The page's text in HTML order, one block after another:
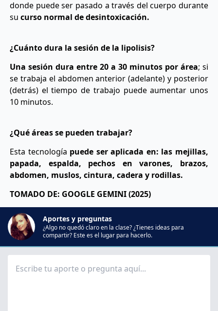
donde puede ser pasado a través del cuerpo durante
su curso normal de desintoxicación.
¿Cuánto dura la sesión de la lipolisis?
Una sesión dura entre 20 a 30 minutos por área; si
se trabaja el abdomen anterior (adelante) y posterior
(detrás) el tiempo de trabajo puede aumentar unos
10 minutos.
¿Qué áreas se pueden trabajar?
Esta tecnología puede ser aplicada en: las mejillas,
papada, espalda, pechos en varones, brazos,
abdomen, muslos, cintura, cadera y rodillas.
TOMADO DE: GOOGLE GEMINI (2025)
Aportes y preguntas
¿Algo no quedó claro en la clase? ¿Tienes ideas para
compartir? Este es el lugar para hacerlo.